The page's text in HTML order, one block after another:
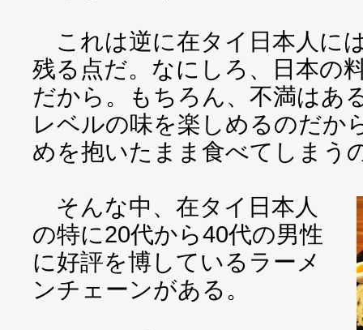
これは逆に在タイ日本人に
残る点だ。なにしろ、日本の
だから。もちろん、不満はあ
レベルの味を楽しめるのだか
めを抱いたまま食べてしま
そんな中、在タイ日本人
の特に20代から40代の男性
に好評を博しているラーメ
ンチェーンがある。